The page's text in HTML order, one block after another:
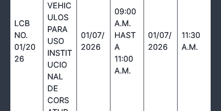
LCB
NO.
01/20
26
VEHIC
ULOS
PARA
USO
INSTIT
UCIO
NAL
DE
CORS
01/07/
2026
09:00
A.M.
HAST
A
11:00
A.M.
01/07/
2026
11:30
A.M.